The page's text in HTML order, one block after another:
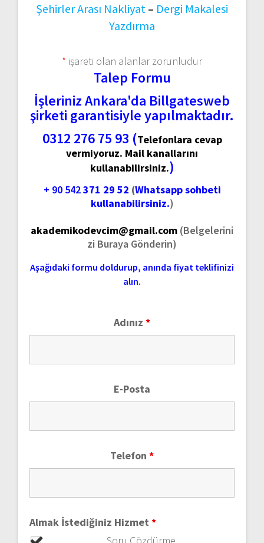
Şehirler Arası Nakliyat – Dergi Makalesi
Yazdırma
* işareti olan alanlar zorunludur
Talep Formu
İşleriniz Ankara'da Billgatesweb
şirketi garantisiyle yapılmaktadır.
0312 276 75 93 (Telefonlara cevap
vermiyoruz. Mail kanallarını
kullanabilirsiniz.)
+ 90 542371 29 52 (Whatsapp sohbeti
kullanabilirsiniz.)
akademikodevcim@gmail.com (Belgelerini
zi Buraya Gönderin)
Aşağıdaki formu doldurup, anında fiyat teklifinizi
alın.
Adınız *
E-Posta
Telefon *
Almak İstediğiniz Hizmet *
Soru Çözdürme